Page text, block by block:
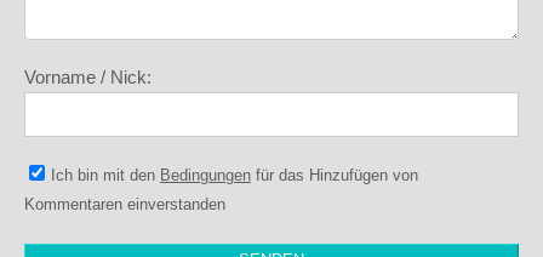
Vorname / Nick:
Ich bin mit den Bedingungen für das Hinzufügen von
Kommentaren einverstanden